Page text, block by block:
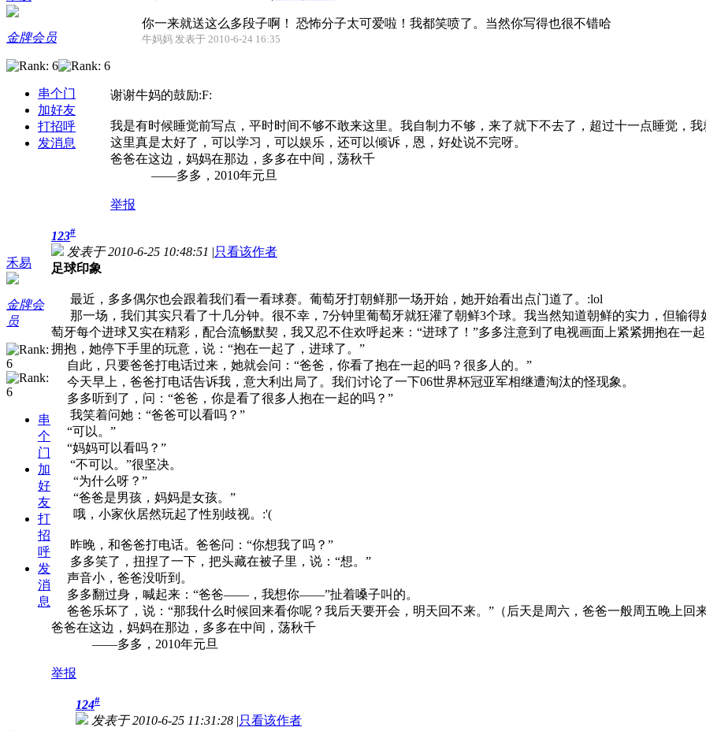
金牌会员
串个门
加好友
打招呼
发消息
你一来就送这么多段子啊！ 恐怖分子太可爱啦！我都笑喷了。当然你写得也很不错哈
牛妈妈 发表于 2010-6-24 16:35
谢谢牛妈的鼓励:F:
我是有时候睡觉前写点，平时时间不够不敢来这里。我自制力不够，来了就下不去了，超过十一点睡觉，
这里真是太好了，可以学习，可以娱乐，还可以倾诉，恩，好处说不完呀。
爸爸在这边，妈妈在那边，多多在中间，荡秋千
——多多，2010年元旦
举报
禾易
金牌会
员
串
个
门
加
好
友
打
招
呼
发
消
息
123#
发表于 2010-6-25 10:48:51 |只看该作者
足球印象
最近，多多偶尔也会跟着我们看一看球赛。葡萄牙打朝鲜那一场开始，她开始看出点门道了。:lol
那一场，我们其实只看了十几分钟。很不幸，7分钟里葡萄牙就狂灌了朝鲜3个球。我当然知道朝鲜的实力，但输
萄牙每个进球又实在精彩，配合流畅默契，我又忍不住欢呼起来：“进球了！”多多注意到了电视画面上紧紧拥抱在一
拥抱，她停下手里的玩意，说：“抱在一起了，进球了。”
自此，只要爸爸打电话过来，她就会问：“爸爸，你看了抱在一起的吗？很多人的。”
今天早上，爸爸打电话告诉我，意大利出局了。我们讨论了一下06世界杯冠亚军相继遭淘汰的怪现象。
多多听到了，问：“爸爸，你是看了很多人抱在一起的吗？”
我笑着问她：“爸爸可以看吗？”
“可以。”
“妈妈可以看吗？”
“不可以。”很坚决。
“为什么呀？”
“爸爸是男孩，妈妈是女孩。”
哦，小家伙居然玩起了性别歧视。:'(
昨晚，和爸爸打电话。爸爸问：“你想我了吗？”
多多笑了，扭捏了一下，把头藏在被子里，说：“想。”
声音小，爸爸没听到。
多多翻过身，喊起来：“爸爸——，我想你——”扯着嗓子叫的。
爸爸乐坏了，说：“那我什么时候回来看你呢？我后天要开会，明天回不来。”（后天是周六，爸爸一般周五晚上回
爸爸在这边，妈妈在那边，多多在中间，荡秋千
——多多，2010年元旦
举报
124#
发表于 2010-6-25 11:31:28 |只看该作者